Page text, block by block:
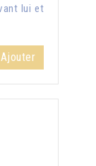
lui et
Ajouter